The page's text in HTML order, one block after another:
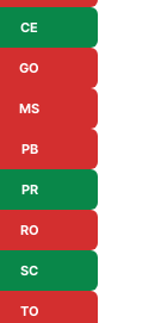
CE
GO
MS
PB
PR
RO
SC
TO